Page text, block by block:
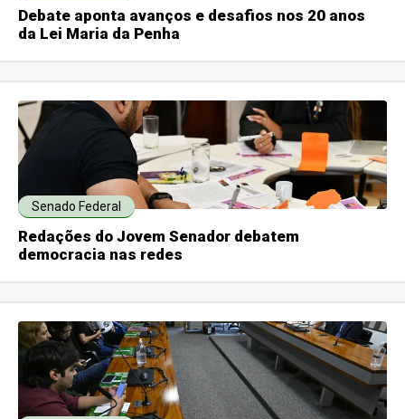
Debate aponta avanços e desafios nos 20 anos
da Lei Maria da Penha
Senado Federal
Redações do Jovem Senador debatem
democracia nas redes